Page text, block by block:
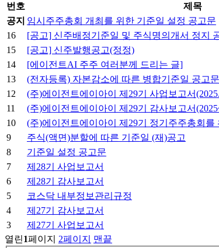
번호
제목
공지 임시주주총회 개최를 위한 기준일 설정 공고문
16
[공고] 신주배정기준일 및 주식명의개서 정지
15
[공고] 신주발행공고(정정)
14
[에이전트AI 주주 여러분께 드리는 글]
13
(전자등록) 자본감소에 따른 병합기준일 공고문
12
(주)에이전트에이아이 제29기 사업보고서
11
(주)에이전트에이아이 제29기 감사보고서
10
(주)에이전트에이아이 제29기 정기주주총회
9
주식(액면)분할에 따른 기준일 (재)공고
8
기준일 설정 공고문
7
제28기 사업보고서
6
제28기 감사보고서
5
코스닥 내부정보관리규정
4
제27기 감사보고서
3
제27기 사업보고서
열린1페이지 2페이지 맨끝